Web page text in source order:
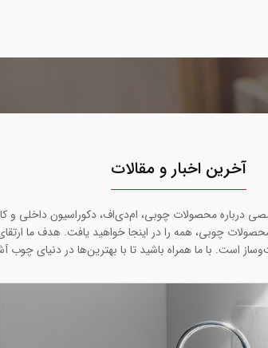
آخرین اخبار و مقالات
درباره محصولات چوبی، ام‌دی‌اف، دکوراسیون داخلی و
چوبی، همه را در اینجا خواهید یافت. هدف ما
است. با ما همراه باشید تا با بهترین‌ها در دنیای چوب